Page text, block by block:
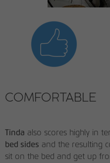
COMFORTABLE
Tinda also scores highly in
bed sides and the resulting
sit on the bed and get up